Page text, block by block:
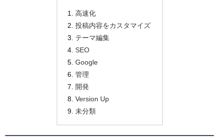
高速化
投稿内容をカスタマイズ
テーマ編集
SEO
Google
管理
開発
Version Up
未分類